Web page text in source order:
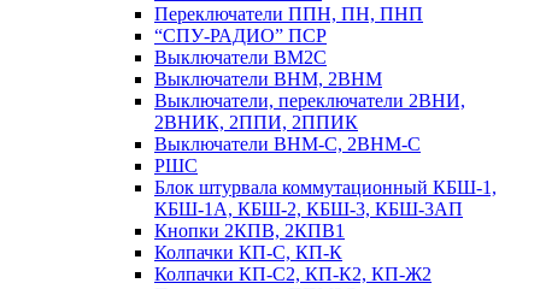
Переключатели ППН, ПН, ПНП
“СПУ-РАДИО” ПСР
Выключатели ВМ2С
Выключатели ВНМ, 2ВНМ
Выключатели, переключатели 2ВНИ,
2ВНИК, 2ППИ, 2ППИК
Выключатели ВНМ-С, 2ВНМ-С
РШС
Блок штурвала коммутационный КБШ-1,
КБШ-1А, КБШ-2, КБШ-3, КБШ-3АП
Кнопки 2КПВ, 2КПВ1
Колпачки КП-С, КП-К
Колпачки КП-С2, КП-К2, КП-Ж2